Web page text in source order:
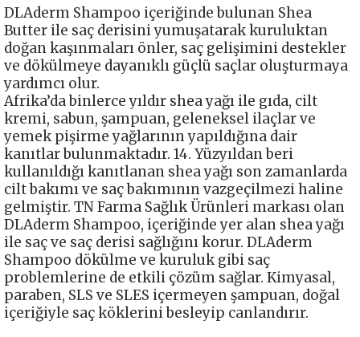
DLAderm Shampoo içeriğinde bulunan Shea
Butter ile saç derisini yumuşatarak kuruluktan
doğan kaşınmaları önler, saç gelişimini destekler
ve dökülmeye dayanıklı güçlü saçlar oluşturmaya
yardımcı olur.
Afrika’da binlerce yıldır shea yağı ile gıda, cilt
kremi, sabun, şampuan, geleneksel ilaçlar ve
yemek pişirme yağlarının yapıldığına dair
kanıtlar bulunmaktadır. 14. Yüzyıldan beri
kullanıldığı kanıtlanan shea yağı son zamanlarda
cilt bakımı ve saç bakımının vazgeçilmezi haline
gelmiştir. TN Farma Sağlık Ürünleri markası olan
DLAderm Shampoo, içeriğinde yer alan shea yağı
ile saç ve saç derisi sağlığını korur. DLAderm
Shampoo dökülme ve kuruluk gibi saç
problemlerine de etkili çözüm sağlar. Kimyasal,
paraben, SLS ve SLES içermeyen şampuan, doğal
içeriğiyle saç köklerini besleyip canlandırır.